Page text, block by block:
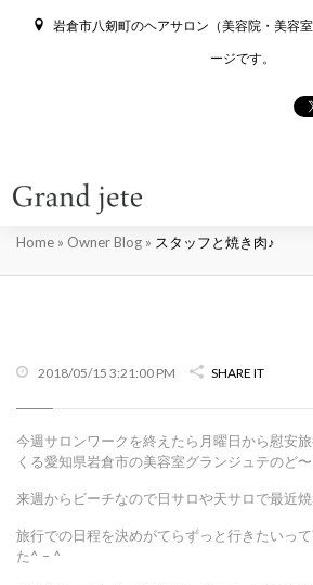
岩倉市八剱町のヘアサロン（美容院・美容
ージです。
スタッフと焼き肉♪
Home » Owner Blog » スタッフと焼き肉♪
2018/05/15 3:21:00 PM SHARE IT
今週サロンワークを終えたら月曜日から慰安
くる愛知県岩倉市の美容室グランジュテのど
来週からビーチなので日サロや天サロで最近
旅行での日程を決めがてらずっと行きたいっ
た^ – ^